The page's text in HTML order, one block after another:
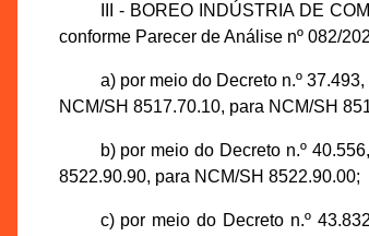
III - BOREO INDÚSTRIA DE
conforme Parecer de Análise nº 082/
a) por meio do Decreto n.º
NCM/SH 8517.70.10, para NCM/SH
b) por meio do Decreto n.º
8522.90.90, para NCM/SH 8522.90.00;
c) por meio do Decreto n.º